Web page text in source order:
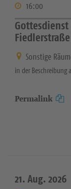
16:00
Fiedlerstraße
Sonstige
in der Beschreibung
Permalink
21. Aug. 2026